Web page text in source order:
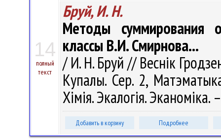
14
полный
текст
Бруй, И. Н.
Методы суммирования
классы В.И. Смирнова...
/ И. Н. Бруй // Веснік
Купалы. Сер. 2,
Хімія. Экалогія.
Добавить в корзину Подробнее